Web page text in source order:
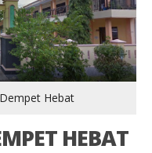
Hebat
HEBAT